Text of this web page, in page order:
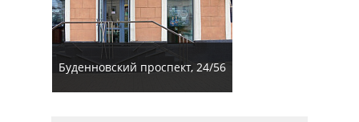
Буденновский проспект, 24/56